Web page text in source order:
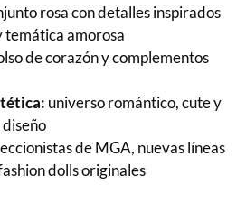
rosa con detalles inspirados
temática amorosa
de corazón y complementos
universo romántico, cute y
de MGA, nuevas líneas
dolls originales